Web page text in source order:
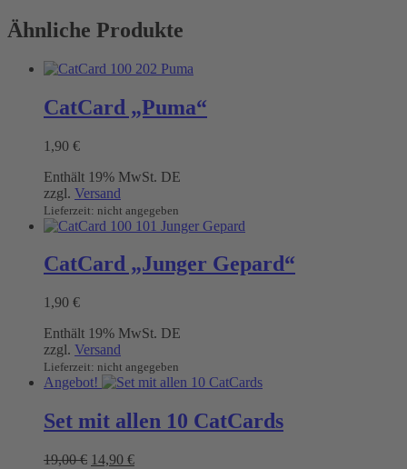
Ähnliche Produkte
CatCard „Puma“
1,90 €
Enthält 19% MwSt. DE
zzgl. Versand
Lieferzeit: nicht angegeben
CatCard „Junger Gepard“
1,90 €
Enthält 19% MwSt. DE
zzgl. Versand
Lieferzeit: nicht angegeben
Angebot!
Set mit allen 10 CatCards
19,00€ Ursprünglicher
14,90 €Aktueller